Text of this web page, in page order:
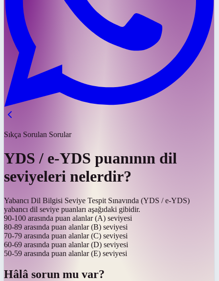
Sıkça Sorulan Sorular
YDS / e-YDS puanının dil
seviyeleri nelerdir?
Yabancı Dil Bilgisi Seviye Tespit Sınavında (YDS / e-YDS)
yabancı dil seviye puanları aşağıdaki gibidir.
90-100 arasında puan alanlar (A) seviyesi
80-89 arasında puan alanlar (B) seviyesi
70-79 arasında puan alanlar (C) seviyesi
60-69 arasında puan alanlar (D) seviyesi
50-59 arasında puan alanlar (E) seviyesi
Hâlâ sorun mu var?